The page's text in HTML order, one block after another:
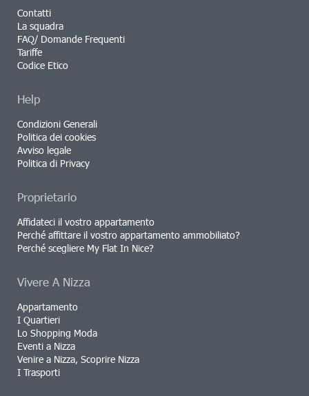
Contatti
La squadra
FAQ/ Domande Frequenti
Tariffe
Codice Etico
Help
Condizioni Generali
Politica dei cookies
Avviso legale
Politica di Privacy
Proprietario
Affidateci il vostro appartamento
Perché affittare il vostro appartamento ammobiliato?
Perché scegliere My Flat In Nice?
Vivere A Nizza
Appartamento
I Quartieri
Lo Shopping Moda
Eventi a Nizza
Venire a Nizza, Scoprire Nizza
I Trasporti